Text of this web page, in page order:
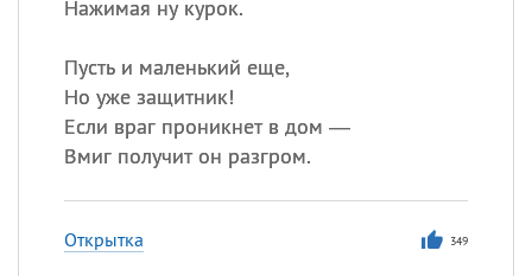
Нажимая ну курок.
Пусть и маленький еще,
Но уже защитник!
Если враг проникнет в дом —
Вмиг получит он разгром.
Открытка 349